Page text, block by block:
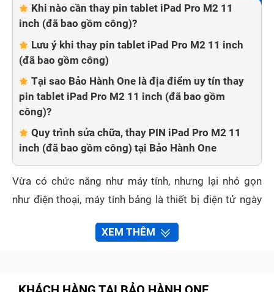
Khi nào cần thay pin tablet iPad Pro M2 11
inch (đã bao gồm công)?
Lưu ý khi thay pin tablet iPad Pro M2 11 inch
(đã bao gồm công)
Tại sao Bảo Hành One là địa điểm uy tín thay
pin tablet iPad Pro M2 11 inch (đã bao gồm
công)?
Quy trình sửa chữa, thay PIN iPad Pro M2 11
inch (đã bao gồm công) tại Bảo Hành One
Vừa có chức năng như máy tính, nhưng lại nhỏ gọn
như điện thoại, máy tính bảng là thiết bị điện tử ngày
thời gian dài sử dụng pin tablet iPad Pro M2 11 inch
XEM THÊM